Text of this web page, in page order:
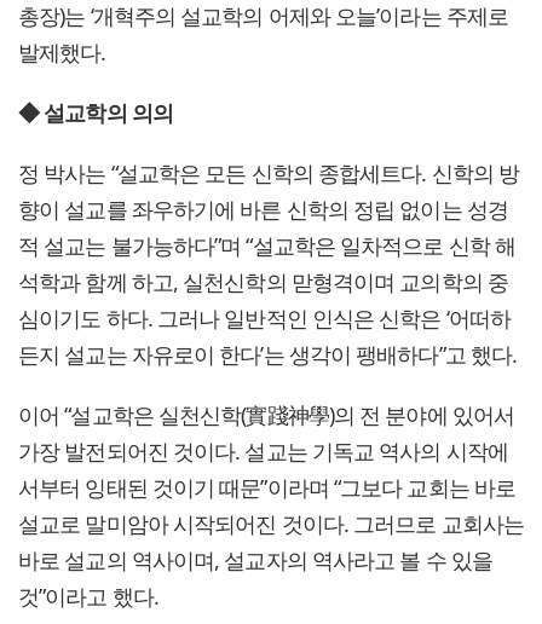
총장)는 ‘개혁주의 설교학의 어제와 오늘’이라는 주제로
발제했다.
◆ 설교학의 의의
정 박사는 “설교학은 모든 신학의 종합세트다. 신학의 방
향이 설교를 좌우하기에 바른 신학의 정립 없이는 성경
적 설교는 불가능하다”며 “설교학은 일차적으로 신학 해
석학과 함께 하고, 실천신학의 맏형격이며 교의학의 중
심이기도 하다. 그러나 일반적인 인식은 신학은 ‘어떠하
든지 설교는 자유로이 한다’는 생각이 팽배하다”고 했다.
이어 “설교학은 실천신학(實踐神學)의 전 분야에 있어서
가장 발전되어진 것이다. 설교는 기독교 역사의 시작에
서부터 잉태된 것이기 때문”이라며 “그보다 교회는 바로
설교로 말미암아 시작되어진 것이다. 그러므로 교회사는
바로 설교의 역사이며, 설교자의 역사라고 볼 수 있을
것”이라고 했다.